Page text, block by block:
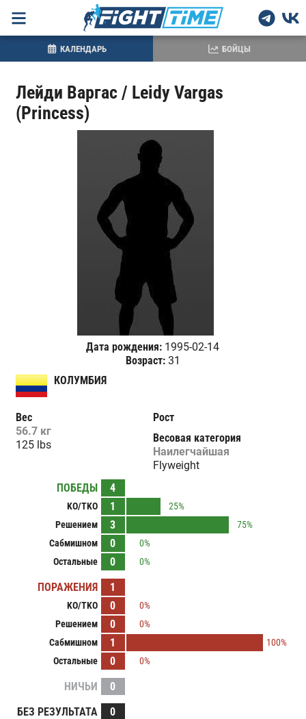
Лейди Варгас / Leidy Vargas
(Princess)
Дата рождения: 1995-02-14
Возраст:31
КОЛУМБИЯ
Вес
56.7 кг
125 lbs
Рост
Весовая категория
Наилегчайшая
Flyweight
ПОБЕДЫ
4
KO/TKO 1
25%
Решением
3
75%
Сабмишном
0
0%
Остальные
0 0%
ПОРАЖЕНИЯ 1
KO/TKO 0
0%
Решением
0
0%
Сабмишном
1
100%
Остальные
0 0%
НИЧЬИ
0
БЕЗ РЕЗУЛЬТАТА
0
КАЛЕНДАРЬ БОЙЦЫ